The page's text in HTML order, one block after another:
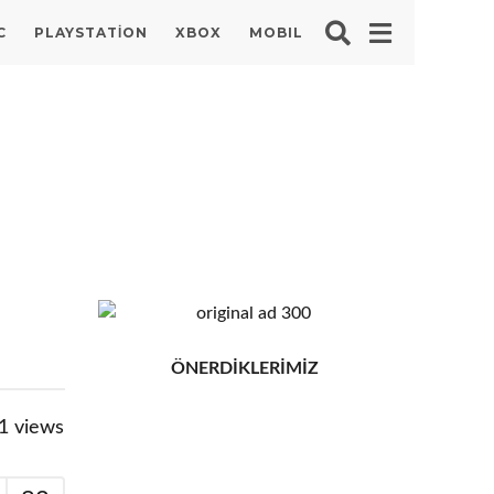
PLAYSTATION XBOX MOBIL
views
ÖNERDİKLERİMİZ